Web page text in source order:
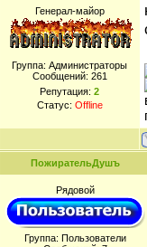
Генерал-майор
Группа: Администраторы
Сообщений: 261
Репутация: 2
Статус: Offline
ПожирательДушъ
Рядовой
Группа: Пользователи